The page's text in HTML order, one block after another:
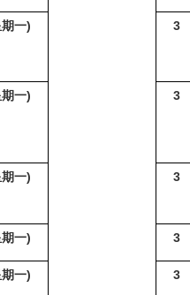
一) 3
一) 3
一) 3
一) 3
一) 3